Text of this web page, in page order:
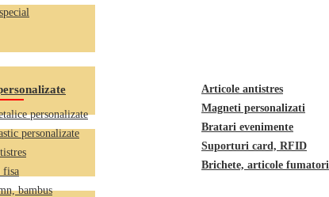
personalizate
personalizate
fisa
bambus
Articole antistres
Magneti personalizati
Bratari evenimente
Suporturi card, RFID
Brichete, articole fumatori